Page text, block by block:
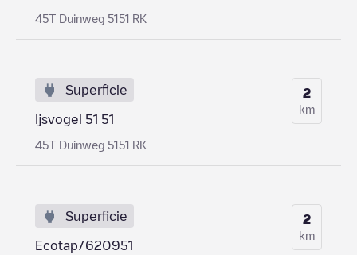
45T Duinweg 5151 RK
Superficie
Ijsvogel 51 51
45T Duinweg 5151 RK
2
km
Superficie
Ecotap/620951
2
km